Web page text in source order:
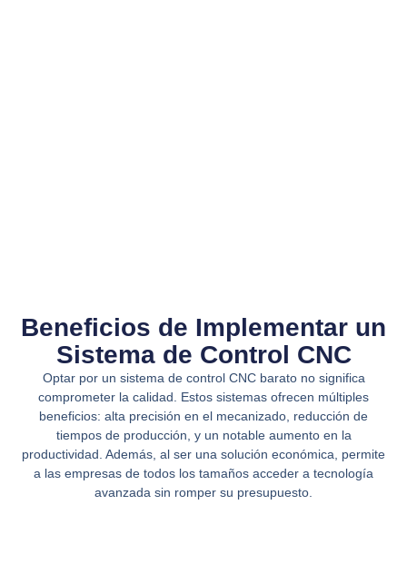
Beneficios de Implementar un
Sistema de Control CNC
Optar por un sistema de control CNC barato no significa
comprometer la calidad. Estos sistemas ofrecen múltiples
beneficios: alta precisión en el mecanizado, reducción de
tiempos de producción, y un notable aumento en la
productividad. Además, al ser una solución económica, permite
a las empresas de todos los tamaños acceder a tecnología
avanzada sin romper su presupuesto.